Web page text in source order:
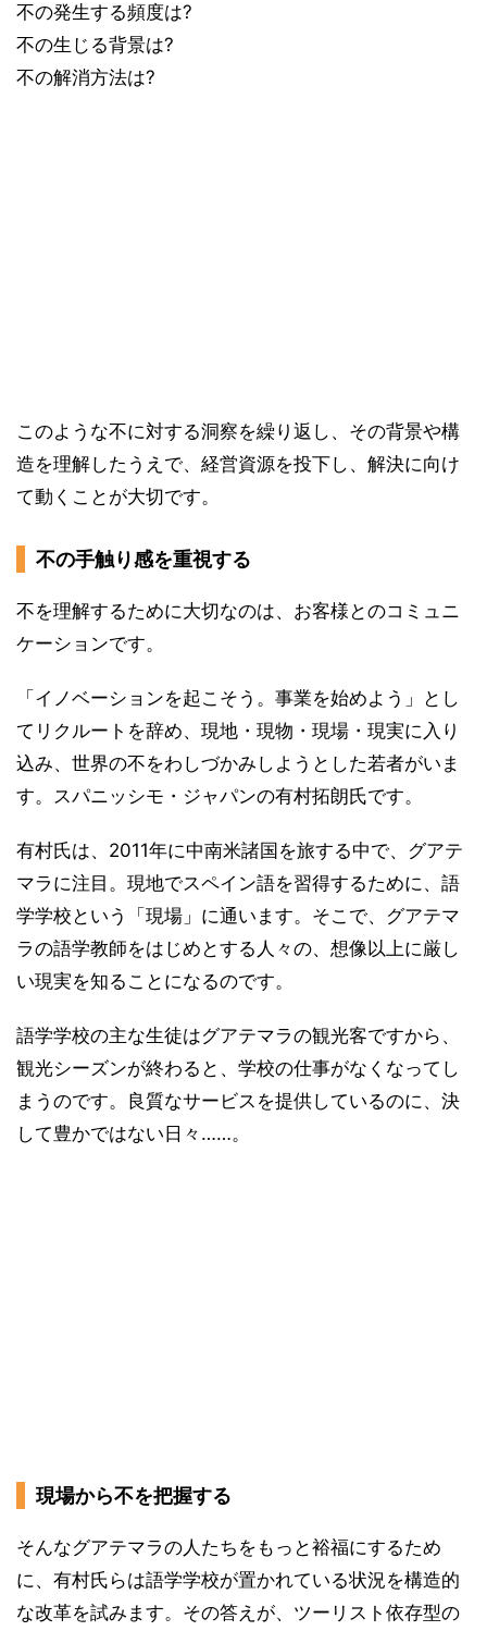
不の発生する頻度は?
不の生じる背景は?
不の解消方法は?
このような不に対する洞察を繰り返し、その背景や構
造を理解したうえで、経営資源を投下し、解決に向け
て動くことが大切です。
不の手触り感を重視する
不を理解するために大切なのは、お客様とのコミュニ
ケーションです。
「イノベーションを起こそう。事業を始めよう」とし
てリクルートを辞め、現地・現物・現場・現実に入り
込み、世界の不をわしづかみしようとした若者がいま
す。スパニッシモ・ジャパンの有村拓朗氏です。
有村氏は、2011年に中南米諸国を旅する中で、グアテ
マラに注目。現地でスペイン語を習得するために、語
学学校という「現場」に通います。そこで、グアテマ
ラの語学教師をはじめとする人々の、想像以上に厳し
い現実を知ることになるのです。
語学学校の主な生徒はグアテマラの観光客ですから、
観光シーズンが終わると、学校の仕事がなくなってし
まうのです。良質なサービスを提供しているのに、決
して豊かではない日々……。
現場から不を把握する
そんなグアテマラの人たちをもっと裕福にするため
に、有村氏らは語学学校が置かれている状況を構造的
な改革を試みます。その答えが、ツーリスト依存型の